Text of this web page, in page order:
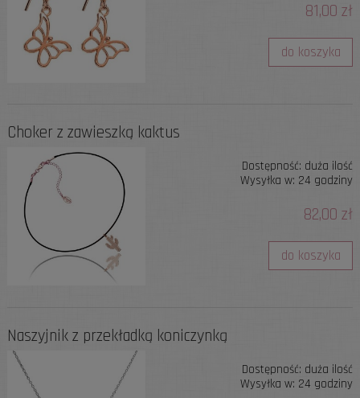
81,00 zł
do koszyka
Choker z zawieszką kaktus
Dostępność: duża ilość
Wysyłka w: 24 godziny
82,00 zł
do koszyka
Naszyjnik z przekładką koniczynką
Dostępność: duża ilość
Wysyłka w: 24 godziny